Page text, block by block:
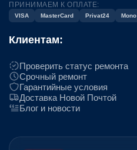
ПРИНИМАЕМ К ОПЛАТЕ:
VISA MasterCard Privat24 Mono
Клиентам:
Проверить статус ремонта
Срочный ремонт
Гарантийные условия
Доставка Новой Почтой
Блог и новости